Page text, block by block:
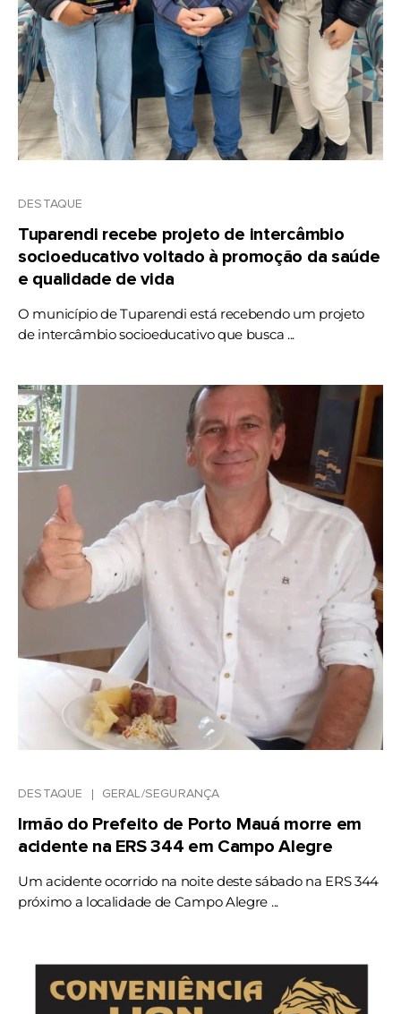
DESTAQUE
Tuparendi recebe projeto de intercâmbio
socioeducativo voltado à promoção da saúde
e qualidade de vida
O município de Tuparendi está recebendo um projeto
de intercâmbio socioeducativo que busca ...
DESTAQUE GERAL/SEGURANÇA
Irmão do Prefeito de Porto Mauá morre em
acidente na ERS 344 em Campo Alegre
Um acidente ocorrido na noite deste sábado na ERS 344
próximo a localidade de Campo Alegre ...